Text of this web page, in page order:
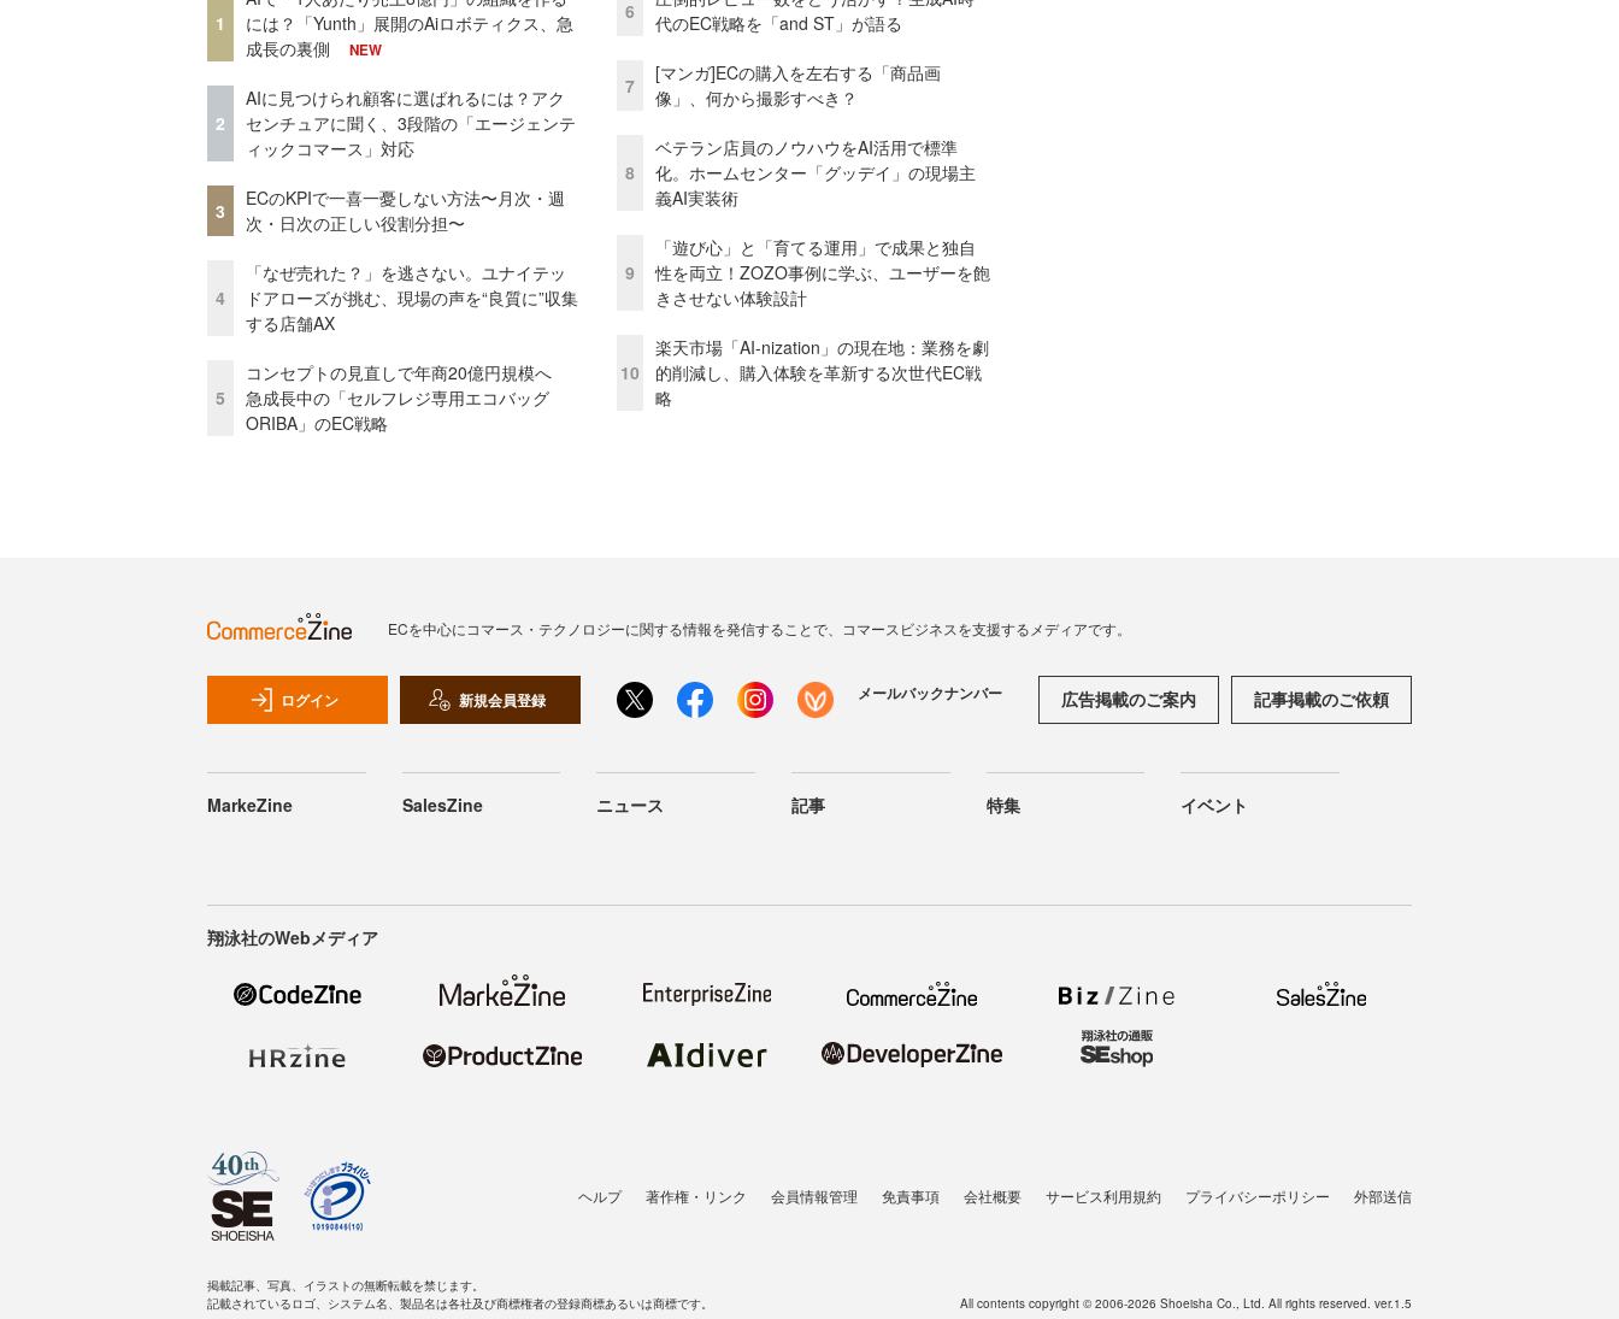
1
には？「Yunth」展開のAiロボティクス、急
成長の裏側
NEW
2
AIに見つけられ顧客に選ばれるには？アク
センチュアに聞く、3段階の「エージェンテ
ィックコマース」対応
3
ECのKPIで一喜一憂しない方法〜月次・週
次・日次の正しい役割分担〜
4
「なぜ売れた？」を逃さない。ユナイテッ
ドアローズが挑む、現場の声を“良質に”収集
する店舗AX
5
コンセプトの見直しで年商20億円規模へ
急成長中の「セルフレジ専用エコバッグ
ORIBA」のEC戦略
6
代のEC戦略を「and ST」が語る
7
[マンガ]ECの購入を左右する「商品画
像」、何から撮影すべき？
8
ベテラン店員のノウハウをAI活用で標準
化。ホームセンター「グッデイ」の現場主
義AI実装術
9
「遊び心」と「育てる運用」で成果と独自
性を両立！ZOZO事例に学ぶ、ユーザーを飽
きさせない体験設計
10
楽天市場「AI-nization」の現在地：業務を劇
的削減し、購入体験を革新する次世代EC戦
略
ECを中心にコマース・テクノロジーに関する情報を発信することで、コマースビジネスを支援するメディアです。
ログイン 新規会員登録 メールバックナンバー 広告掲載のご案内 記事掲載のご依頼
MarkeZine SalesZine ニュース 記事 特集 イベント
翔泳社のWebメディア
ヘルプ 著作権・リンク 会員情報管理 免責事項 会社概要 サービス利用規約 プライバシーポリシー 外部送信
掲載記事、写真、イラストの無断転載を禁じます。
記載されているロゴ、システム名、製品名は各社及び商標権者の登録商標あるいは商標です。
All contents copyright © 2006-2026 Shoeisha Co., Ltd. All rights reserved. ver.1.5